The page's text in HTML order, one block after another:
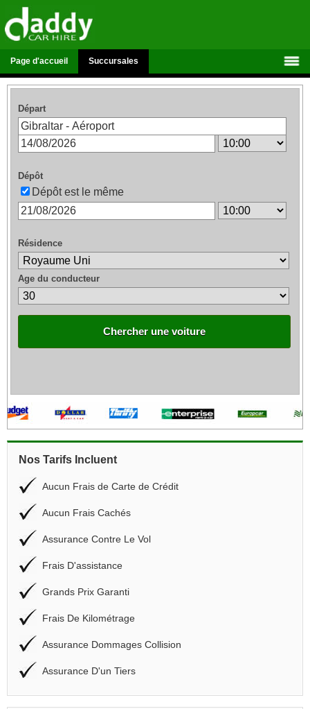
Page d'accueil Succursales
Départ
Dépôt
Dépôt est le même
Résidence
Age du conducteur
Chercher une voiture
Nos Tarifs Incluent
Aucun Frais de Carte de Crédit
Aucun Frais Cachés
Assurance Contre Le Vol
Frais D'assistance
Grands Prix Garanti
Frais De Kilométrage
Assurance Dommages Collision
Assurance D'un Tiers